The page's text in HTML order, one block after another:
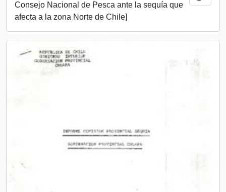
Consejo Nacional de Pesca ante la sequía que
afecta a la zona Norte de Chile]